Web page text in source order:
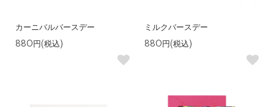
カーニバルバースデー
880円(税込)
ミルクバースデー
880円(税込)